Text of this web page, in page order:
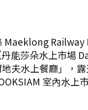
能莎朵水上市場
水上餐廳」，
室內水